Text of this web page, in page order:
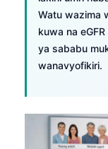
Watu wazima
kuwa na
ya sababu
wanavyofikiri.